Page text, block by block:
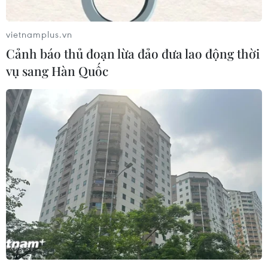
Giá dầu tăng khi nhà đầu tư thận
trọng trước tình hình Trung Đông
06/08/2026 09:03
Giá vàng tăng phiên thứ tư liên tiếp,
chạm mức cao nhất trong 7 tuần
06/08/2026 08:36
Xăng dầu trong nước đồng loạt giảm,
E10RON95-III xuống còn 22.324
đồng/lít
06/08/2026 08:07
Cà Mau triển khai đợt cao điểm
vietnamplus.vn
Cảnh báo thủ đoạn lừa đảo đưa lao động thời
vụ sang Hàn Quốc